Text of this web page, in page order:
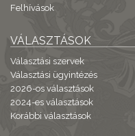
Felhívások
VÁLASZTÁSOK
Választási szervek
Választási ügyintézés
2026-os választások
2024-es választások
Korábbi választások